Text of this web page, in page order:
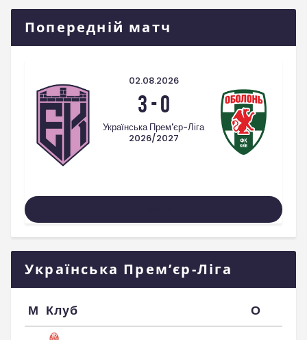
Попередній матч
02.08.2026
3-0
Українська Прем'єр-Ліга
2026/2027
Українська Прем’єр-Ліга
М Клуб О